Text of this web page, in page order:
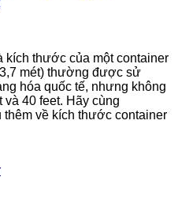
kích thước của một container
mét) thường được sử
hóa quốc tế, nhưng không
40 feet. Hãy cùng
thêm về kích thước container